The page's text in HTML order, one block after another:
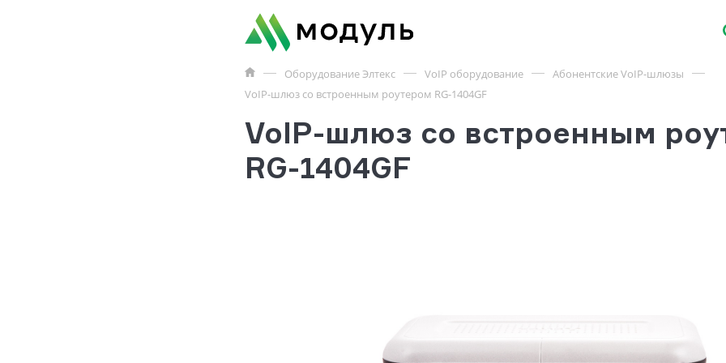
Оборудование Элтекс VoIP оборудование
Абонентские VoIP-шлюзы
VoIP-шлюз со встроенным роутером RG-1404GF
VoIP-шлюз со встроенным
RG-1404GF